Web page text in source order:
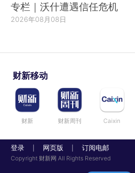
专栏｜沃什遭遇信任危机
2026年08月08日
财新移动
财新 财新周刊 Caixin
登录 网页版 订阅电邮
Copyright 财新网 All Rights Reserved